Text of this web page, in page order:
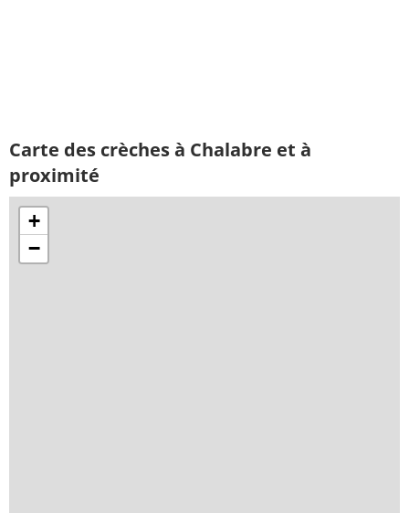
Carte des crèches à Chalabre et à
proximité
+
−